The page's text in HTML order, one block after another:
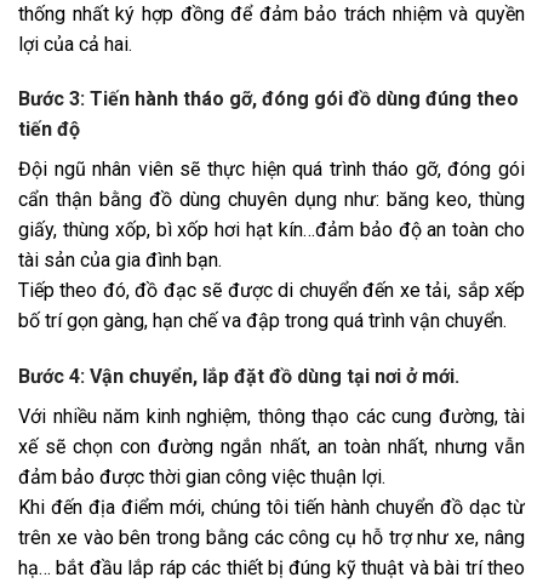
thống nhất ký hợp đồng để đảm bảo trách nhiệm và quyền
lợi của cả hai.
Bước 3: Tiến hành tháo gỡ, đóng gói đồ dùng đúng theo
tiến độ
Đội ngũ nhân viên sẽ thực hiện quá trình tháo gỡ, đóng gói
cẩn thận bằng đồ dùng chuyên dụng như: băng keo, thùng
giấy, thùng xốp, bì xốp hơi hạt kín…đảm bảo độ an toàn cho
tài sản của gia đình bạn.
Tiếp theo đó, đồ đạc sẽ được di chuyển đến xe tải, sắp xếp
bố trí gọn gàng, hạn chế va đập trong quá trình vận chuyển.
Bước 4: Vận chuyển, lắp đặt đồ dùng tại nơi ở mới.
Với nhiều năm kinh nghiệm, thông thạo các cung đường, tài
xế sẽ chọn con đường ngắn nhất, an toàn nhất, nhưng vẫn
đảm bảo được thời gian công việc thuận lợi.
Khi đến địa điểm mới, chúng tôi tiến hành chuyển đồ dạc từ
trên xe vào bên trong bằng các công cụ hỗ trợ như xe, nâng
hạ… bắt đầu lắp ráp các thiết bị đúng kỹ thuật và bài trí theo